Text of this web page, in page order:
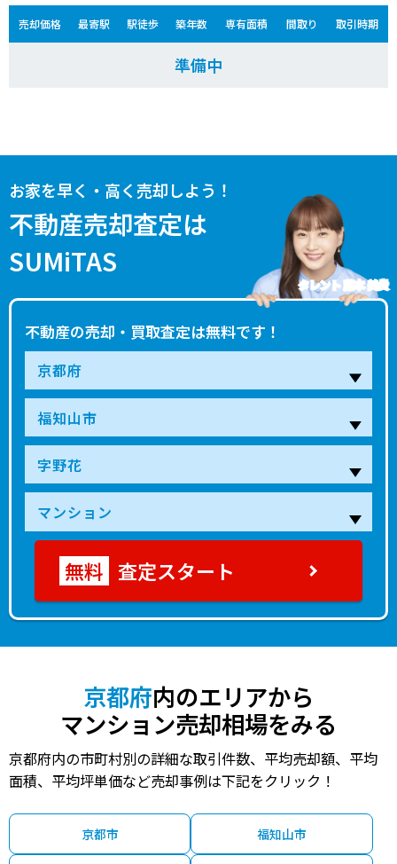
売却価格 最寄駅 駅徒歩 築年数 専有面積 間取り 取引時期
準備中
お家を早く・高く売却しよう！
不動産売却査定は
SUMiTAS
不動産の売却・買取査定は無料です！
タレント 藤本 美貴
査定スタート
京都府内のエリアから
マンション売却相場をみる
京都府内の市町村別の詳細な取引件数、平均売却額、平均
面積、平均坪単価など売却事例は下記をクリック！
京都市 福知山市